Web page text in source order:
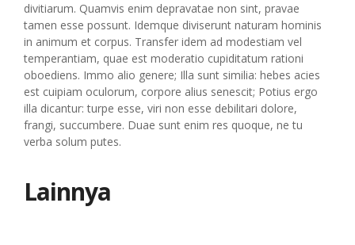
divitiarum. Quamvis enim depravatae non sint, pravae
tamen esse possunt. Idemque diviserunt naturam hominis
in animum et corpus. Transfer idem ad modestiam vel
temperantiam, quae est moderatio cupiditatum rationi
oboediens. Immo alio genere; Illa sunt similia: hebes acies
est cuipiam oculorum, corpore alius senescit; Potius ergo
illa dicantur: turpe esse, viri non esse debilitari dolore,
frangi, succumbere. Duae sunt enim res quoque, ne tu
verba solum putes.
Lainnya